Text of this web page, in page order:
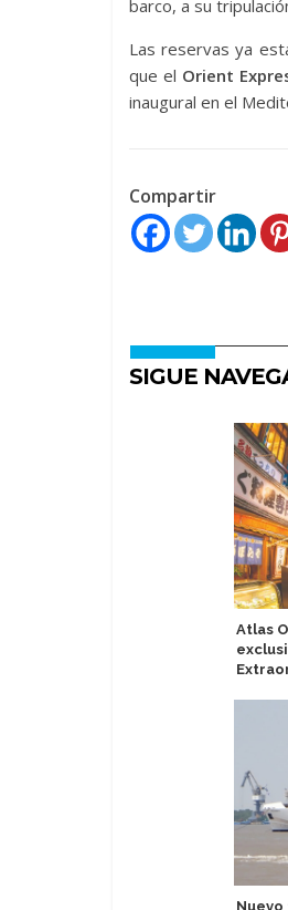
barco, a su
Las reservas ya
que el Orient
inaugural en el
Compartir
SIGUE
Atlas